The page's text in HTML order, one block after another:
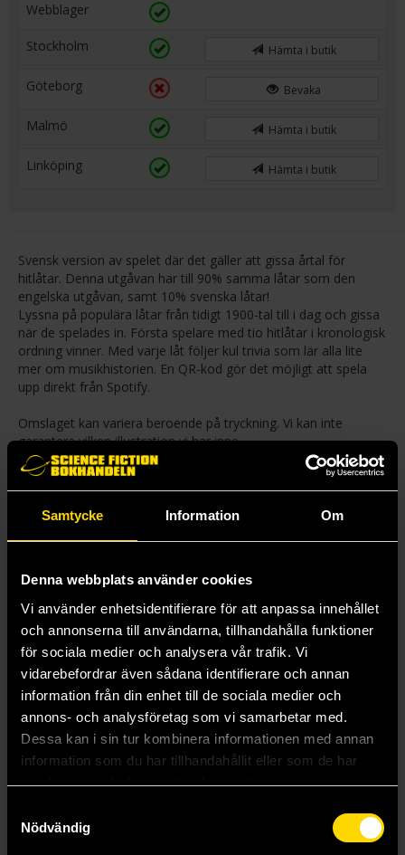
Samtycke Information Om
Denna webbplats använder cookies
Vi använder enhetsidentifierare för att anpassa innehållet
och annonserna till användarna, tillhandahålla funktioner
för sociala medier och analysera vår trafik. Vi
vidarebefordrar även sådana identifierare och annan
information från din enhet till de sociala medier och
annons- och analysföretag som vi samarbetar med.
Dessa kan i sin tur kombinera informationen med annan
information som du har tillhandahållit eller som de har
samlat in när du har använt deras tjänster.
Nödvändig
Webblager
Stockholm Hämta i butik
Göteborg Bevaka
Malmö Hämta i butik
Linköping Hämta i butik
Svensk version av spelet där det gäller att gissa årtal för
hitlåtar. Denna utgåvan har till 90% samma låtar som den
engelska utgåvan, samt 10% svenska låtar!
Lyssna på populära låtar från tidigt 1900-tal till i dag och gissa
när de spelades in. Första spelare med tio hitlåtar i kronologisk
ordning vinner. Med varje låt följer kul trivia som lär alla lite
mer om musikhistorien. En QR-kod gör det möjligt att spela
upp direkt från Spotify.
Omslaget kan variera beroende på tryckning. Vi kan inte
garantera vilken illustration vi har inne.
Mer från Slættaratindur AB
Hitster 2 Förläng Festen Hitster Bingo Nordic